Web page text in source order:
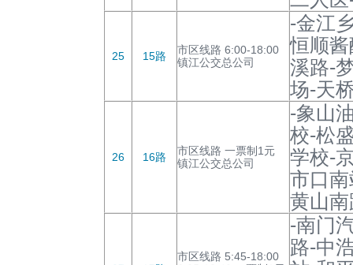
25 15路
市区线路 6:00-18:00
镇江公交总公司
-金江
恒顺
溪路-
场-天
26 16路
市区线路 一票制1元
镇江公交总公司
-象山
校-松
学校-
市口
黄山
市区线路 5:45-18:00
-南门
路-中